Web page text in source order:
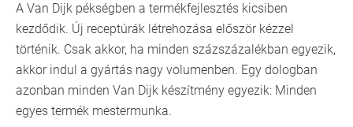
A Van Dijk pékségben a termékfejlesztés kicsiben
kezdődik. Új receptúrák létrehozása először kézzel
történik. Csak akkor, ha minden százszázalékban egyezik,
akkor indul a gyártás nagy volumenben. Egy dologban
azonban minden Van Dijk készítmény egyezik: Minden
egyes termék mestermunka.